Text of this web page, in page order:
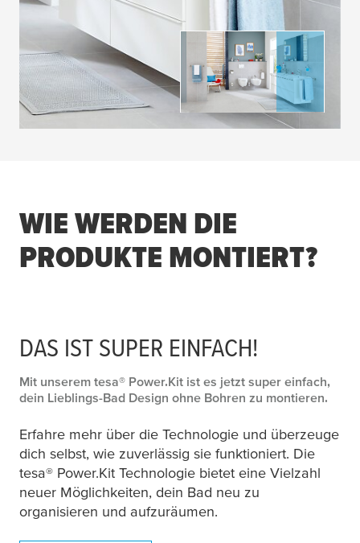
WIE WERDEN DIE
PRODUKTE MONTIERT?
DAS IST SUPER EINFACH!
Mit unserem tesa® Power.Kit ist es jetzt super einfach,
dein Lieblings-Bad Design ohne Bohren zu montieren.
Erfahre mehr über die Technologie und überzeuge
dich selbst, wie zuverlässig sie funktioniert. Die
tesa® Power.Kit Technologie bietet eine Vielzahl
neuer Möglichkeiten, dein Bad neu zu
organisieren und aufzuräumen.